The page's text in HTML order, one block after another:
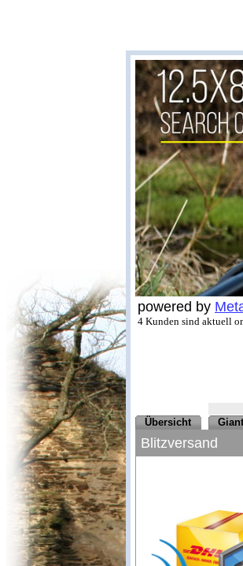
powered by
4 Kunden sind aktuell
Übersicht
Giant
Blitzversand